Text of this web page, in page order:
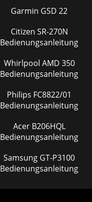
Garmin GSD 22
Citizen SR-270N
Bedienungsanleitung
Whirlpool AMD 350
Bedienungsanleitung
Philips FC8822/01
Bedienungsanleitung
Acer B206HQL
Bedienungsanleitung
Samsung GT-P3100
Bedienungsanleitung